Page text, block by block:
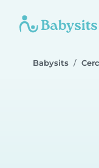
Babysits